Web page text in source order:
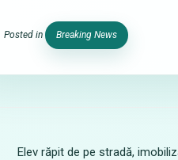
Posted in Breaking News
Elev răpit de pe stradă,